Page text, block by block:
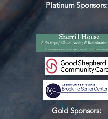
Platinum Sponsors:
Gold Sponsors: